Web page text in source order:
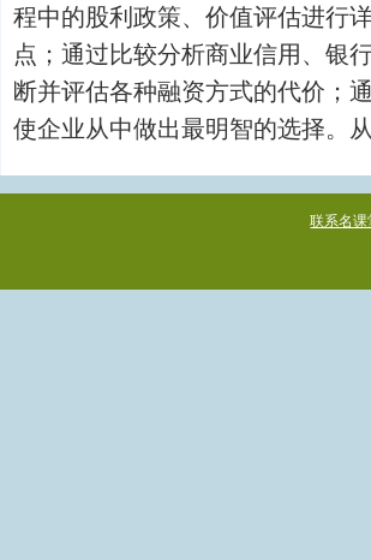
程中的股利政策、价值评估进行
点；通过比较分析商业信用、银
断并评估各种融资方式的代价；
使企业从中做出最明智的选择。
联系名课